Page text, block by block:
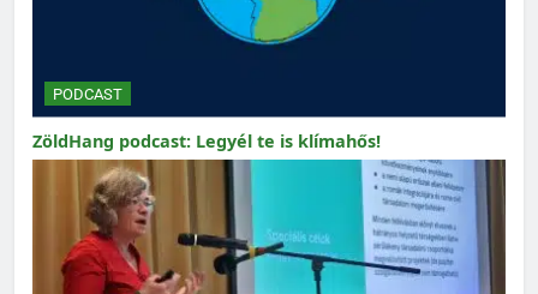
PODCAST
ZöldHang podcast: Legyél te is klímahős!